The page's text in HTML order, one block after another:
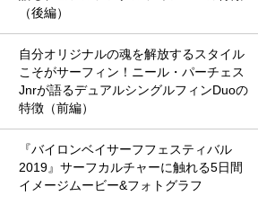
（後編）
自分オリジナルの魂を解放するスタイル
こそがサーフィン！ニール・パーチェス
Jnrが語るデュアルシングルフィンDuoの
特徴（前編）
『バイロンベイサーフフェスティバル
2019』サーフカルチャーに触れる5日間
イメージムービー&フォトグラフ